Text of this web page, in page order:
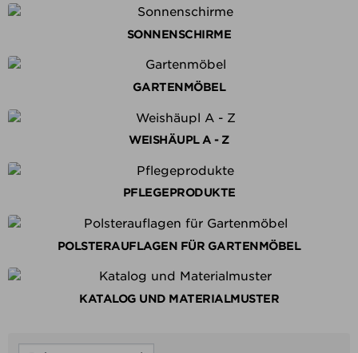
SONNENSCHIRME
GARTENMÖBEL
WEISHÄUPL A - Z
PFLEGEPRODUKTE
POLSTERAUFLAGEN FÜR GARTENMÖBEL
KATALOG UND MATERIALMUSTER